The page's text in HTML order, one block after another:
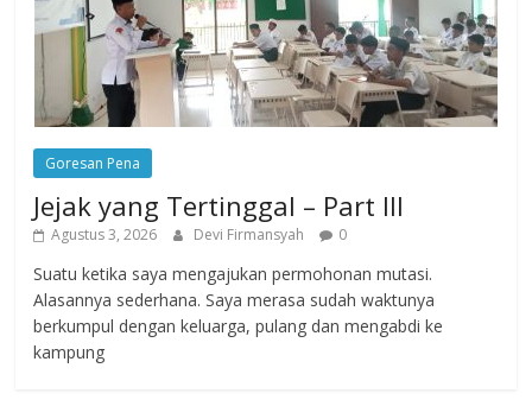
Goresan Pena
Jejak yang Tertinggal – Part III
Agustus 3, 2026 Devi Firmansyah 0
Suatu ketika saya mengajukan permohonan mutasi.
Alasannya sederhana. Saya merasa sudah waktunya
berkumpul dengan keluarga, pulang dan mengabdi ke
kampung